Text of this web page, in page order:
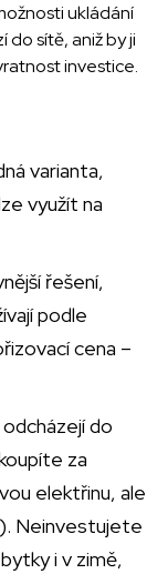
ukládání
sítě, aniž by ji
investice.
varianta,
využít na
řešení,
podle
cena –
do
za
elektřinu, ale
Neinvestujete
i v zimě,